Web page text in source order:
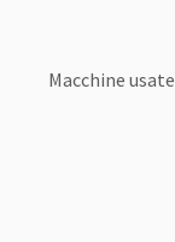
Macchine usate